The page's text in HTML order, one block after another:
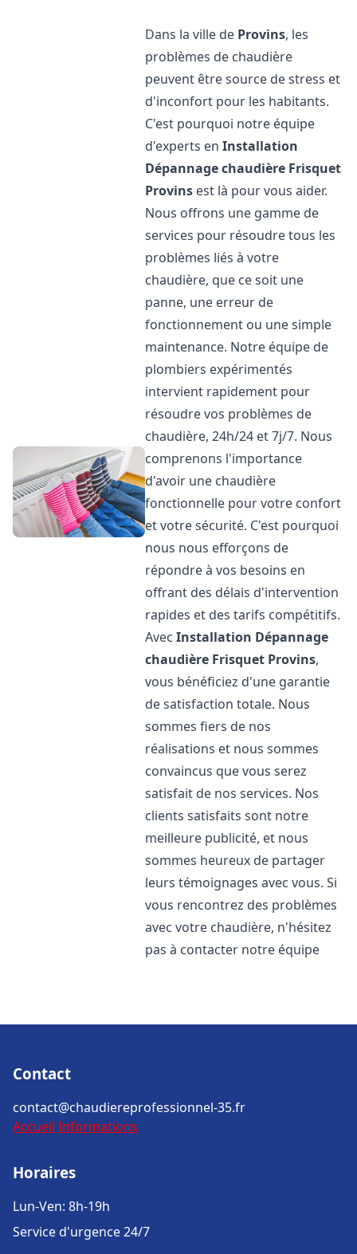
Dans la ville de Provins, les
problèmes de chaudière
peuvent être source de stress et
d'inconfort pour les habitants.
C'est pourquoi notre équipe
d'experts enInstallation
Dépannage chaudière Frisquet
Provins est là pour vous aider.
Nous offrons une gamme de
services pour résoudre tous les
problèmes liés à votre
chaudière, que ce soit une
panne, une erreur de
fonctionnement ou une simple
maintenance. Notre équipe de
plombiers expérimentés
intervient rapidement pour
résoudre vos problèmes de
chaudière, 24h/24 et 7j/7. Nous
comprenons l'importance
d'avoir une chaudière
fonctionnelle pour votre confort
et votre sécurité. C'est pourquoi
nous nous efforçons de
répondre à vos besoins en
offrant des délais d'intervention
rapides et des tarifs compétitifs.
AvecInstallation Dépannage
chaudière Frisquet Provins,
vous bénéficiez d'une garantie
de satisfaction totale. Nous
sommes fiers de nos
réalisations et nous sommes
convaincus que vous serez
satisfait de nos services. Nos
clients satisfaits sont notre
meilleure publicité, et nous
sommes heureux de partager
leurs témoignages avec vous. Si
vous rencontrez des problèmes
avec votre chaudière, n'hésitez
pas à contacter notre équipe
Contact
contact@chaudiereprofessionnel-35.fr
Accueil Informations
Horaires
Lun-Ven: 8h-19h
Service d'urgence 24/7